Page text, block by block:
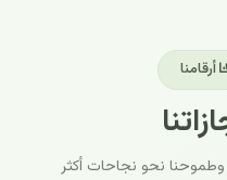
أرقامنا
نحو نجاحات أكثر